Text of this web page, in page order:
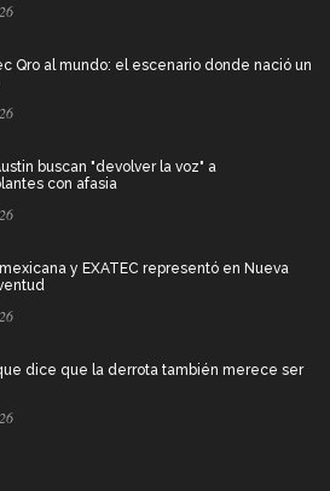
Qro al mundo: el escenario donde nació un
buscan "devolver la voz" a
con afasia
mexicana y EXATEC representó en Nueva
dice que la derrota también merece ser